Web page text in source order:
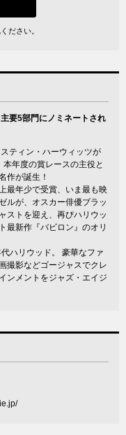
ださい。
要5部門にノミネートされ
ティン・ハーウィッツが
年度の賞レースの主役と
作が誕生！
最年少で受賞、いま最も映
ルが、オスカー俳優ブラッ
ストを迎え、再びハリウッ
最新作『バビロン』のオリ
ハリウッド。 豪華なファ
撮影などゴージャスでクレ
ンメントをジャズ・エイジ